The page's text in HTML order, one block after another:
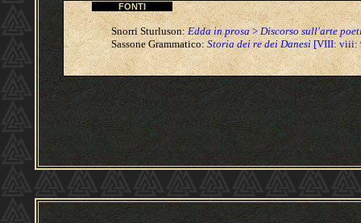
FONTI
Snorri Sturluson:Edda in prosa>Discorso sull'arte
Sassone Grammatico:Storia dei re dei Danesi[VIII: viii: